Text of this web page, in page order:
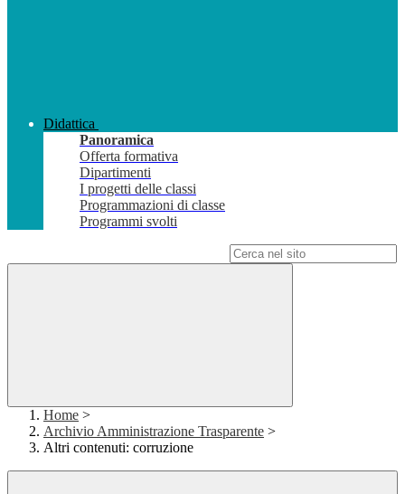
Didattica
Panoramica
Offerta formativa
Dipartimenti
I progetti delle classi
Programmazioni di classe
Programmi svolti
Home >
Archivio Amministrazione Trasparente >
Altri contenuti: corruzione